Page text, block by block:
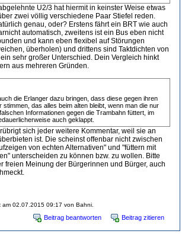
U2/3 hat hiermit in keinster Weise etwas
zwei völlig verschiedene Paar Stiefel reden.
genau, oder? Erstens fährt ein BRT wie auch
automatisch, zweitens ist ein Bus eben nicht
und kann eben flexibel auf Störungen
überholen) und drittens sind Taktdichten von
sehr großer Unterschied. Dein Vergleich hinkt
aus mehreren Gründen.
die Erlanger dazu bringen, dass diese gegen ihren
stimmen, das alles beim alten bleibt, wenn man die nur
Informationen gegen die Trambahn füttert, im
auch geklappt.
sich jeder weitere Kommentar, weil sie an
ist. Die scheinst offenbar nicht zwischen
von echten Alternativen" und "füttern mit
unterscheiden zu können bzw. zu wollen. Bitte
freien Meinung der Bürgerinnen und Bürger, auch
am 02.07.2015 09:17 von Bahni.
Beitrag beantworten Beitrag zitieren